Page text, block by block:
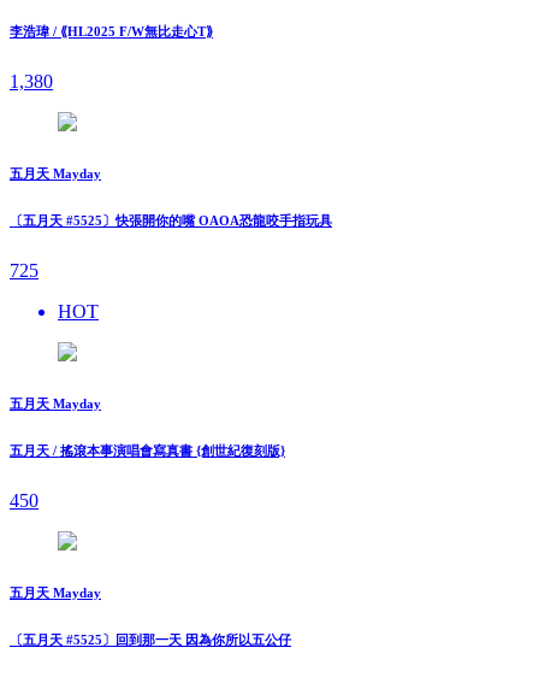
李浩瑋 / ⟪HL2025 F/W無比走⼼T⟫
1,380
五月天 Mayday
〔五月天 #5525〕快張開你的嘴 OAOA恐龍咬手指玩具
725
HOT
五月天 Mayday
五月天 / 搖滾本事演唱會寫真書 {創世紀復刻版}
450
五月天 Mayday
〔五月天 #5525〕回到那一天 因為你所以五公仔